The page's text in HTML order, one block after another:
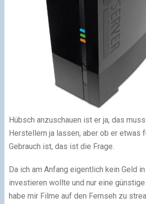
Hübsch anzuschauen ist er ja, das
Herstellern ja lassen, aber ob er etwas
Gebrauch ist, das ist die Frage.
Da ich am Anfang eigentlich kein Geld
investieren wollte und nur eine
habe mir Filme auf den Fernseh zu